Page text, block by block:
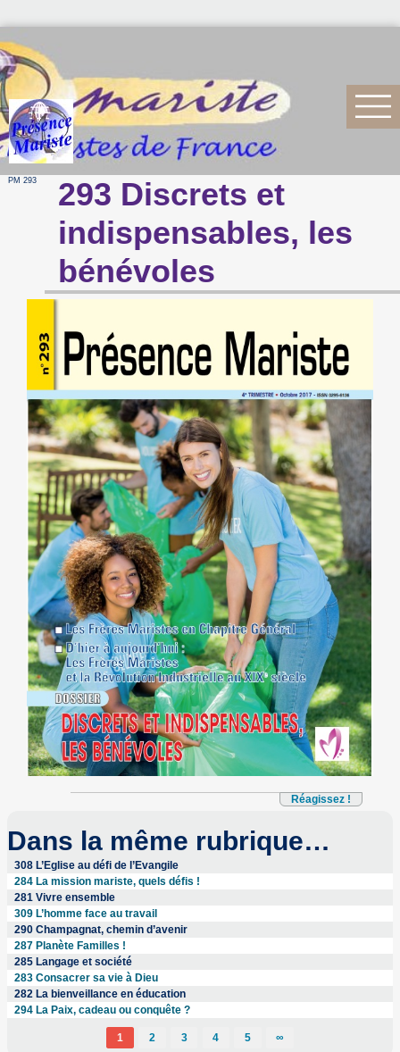
PM 293
293 Discrets et
indispensables, les
bénévoles
Réagissez !
Dans la même rubrique…
308 L’Eglise au défi de l’Evangile
284 La mission mariste, quels défis !
281 Vivre ensemble
309 L’homme face au travail
290 Champagnat, chemin d’avenir
287 Planète Familles !
285 Langage et société
283 Consacrer sa vie à Dieu
282 La bienveillance en éducation
294 La Paix, cadeau ou conquête ?
1 2 3 4 5 ∞